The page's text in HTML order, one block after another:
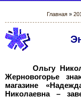
Главная »
Ольгу
Жерновогорье
магазине
Николаевна –